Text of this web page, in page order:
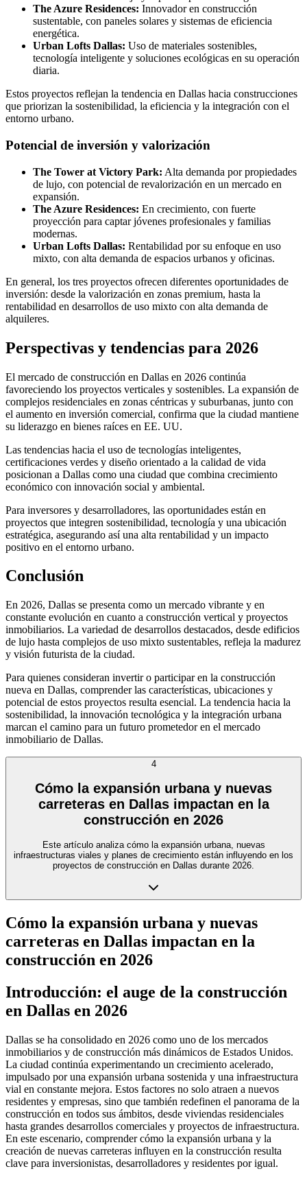
The Azure Residences: Innovador en construcción
sustentable, con paneles solares y sistemas de eficiencia
energética.
Urban Lofts Dallas: Uso de materiales sostenibles,
tecnología inteligente y soluciones ecológicas en su operación
diaria.
Estos proyectos reflejan la tendencia en Dallas hacia construcciones
que priorizan la sostenibilidad, la eficiencia y la integración con el
entorno urbano.
Potencial de inversión y valorización
The Tower at Victory Park: Alta demanda por propiedades
de lujo, con potencial de revalorización en un mercado en
expansión.
The Azure Residences: En crecimiento, con fuerte
proyección para captar jóvenes profesionales y familias
modernas.
Urban Lofts Dallas: Rentabilidad por su enfoque en uso
mixto, con alta demanda de espacios urbanos y oficinas.
En general, los tres proyectos ofrecen diferentes oportunidades de
inversión: desde la valorización en zonas premium, hasta la
rentabilidad en desarrollos de uso mixto con alta demanda de
alquileres.
Perspectivas y tendencias para 2026
El mercado de construcción en Dallas en 2026 continúa
favoreciendo los proyectos verticales y sostenibles. La expansión de
complejos residenciales en zonas céntricas y suburbanas, junto con
el aumento en inversión comercial, confirma que la ciudad mantiene
su liderazgo en bienes raíces en EE. UU.
Las tendencias hacia el uso de tecnologías inteligentes,
certificaciones verdes y diseño orientado a la calidad de vida
posicionan a Dallas como una ciudad que combina crecimiento
económico con innovación social y ambiental.
Para inversores y desarrolladores, las oportunidades están en
proyectos que integren sostenibilidad, tecnología y una ubicación
estratégica, asegurando así una alta rentabilidad y un impacto
positivo en el entorno urbano.
Conclusión
En 2026, Dallas se presenta como un mercado vibrante y en
constante evolución en cuanto a construcción vertical y proyectos
inmobiliarios. La variedad de desarrollos destacados, desde edificios
de lujo hasta complejos de uso mixto sustentables, refleja la madurez
y visión futurista de la ciudad.
Para quienes consideran invertir o participar en la construcción
nueva en Dallas, comprender las características, ubicaciones y
potencial de estos proyectos resulta esencial. La tendencia hacia la
sostenibilidad, la innovación tecnológica y la integración urbana
marcan el camino para un futuro prometedor en el mercado
inmobiliario de Dallas.
4
Cómo la expansión urbana y nuevas
carreteras en Dallas impactan en la
construcción en 2026
Este artículo analiza cómo la expansión urbana, nuevas
infraestructuras viales y planes de crecimiento están influyendo en los
proyectos de construcción en Dallas durante 2026.
Cómo la expansión urbana y nuevas
carreteras en Dallas impactan en la
construcción en 2026
Introducción: el auge de la construcción
en Dallas en 2026
Dallas se ha consolidado en 2026 como uno de los mercados
inmobiliarios y de construcción más dinámicos de Estados Unidos.
La ciudad continúa experimentando un crecimiento acelerado,
impulsado por una expansión urbana sostenida y una infraestructura
vial en constante mejora. Estos factores no solo atraen a nuevos
residentes y empresas, sino que también redefinen el panorama de la
construcción en todos sus ámbitos, desde viviendas residenciales
hasta grandes desarrollos comerciales y proyectos de infraestructura.
En este escenario, comprender cómo la expansión urbana y la
creación de nuevas carreteras influyen en la construcción resulta
clave para inversionistas, desarrolladores y residentes por igual.